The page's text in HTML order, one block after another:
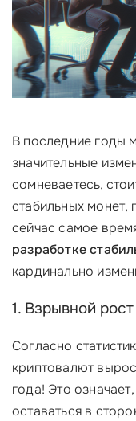
В последние годы
значительные
сомневаетесь,
стабильных монет,
сейчас самое
разработке
кардинально
1. Взрывной
Согласно
криптовалют
года! Это
оставаться в